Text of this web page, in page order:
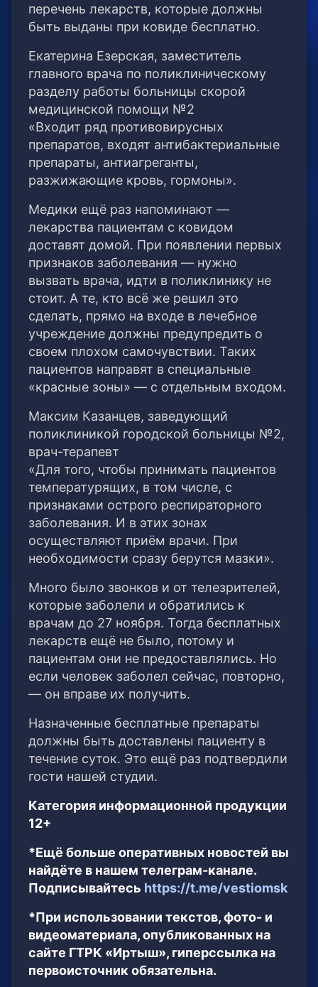
перечень лекарств, которые должны
быть выданы при ковиде бесплатно.
Екатерина Езерская, заместитель
главного врача по поликлиническому
разделу работы больницы скорой
медицинской помощи №2
«Входит ряд противовирусных
препаратов, входят антибактериальные
препараты, антиагреганты,
разжижающие кровь, гормоны».
Медики ещё раз напоминают —
лекарства пациентам с ковидом
доставят домой. При появлении первых
признаков заболевания — нужно
вызвать врача, идти в поликлинику не
стоит. А те, кто всё же решил это
сделать, прямо на входе в лечебное
учреждение должны предупредить о
своем плохом самочувствии. Таких
пациентов направят в специальные
«красные зоны» — с отдельным входом.
Максим Казанцев, заведующий
поликлиникой городской больницы №2,
врач-терапевт
«Для того, чтобы принимать пациентов
температурящих, в том числе, с
признаками острого респираторного
заболевания. И в этих зонах
осуществляют приём врачи. При
необходимости сразу берутся мазки».
Много было звонков и от телезрителей,
которые заболели и обратились к
врачам до 27 ноября. Тогда бесплатных
лекарств ещё не было, потому и
пациентам они не предоставлялись. Но
если человек заболел сейчас, повторно,
— он вправе их получить.
Назначенные бесплатные препараты
должны быть доставлены пациенту в
течение суток. Это ещё раз подтвердили
гости нашей студии.
Категория информационной продукции
12+
*Ещё больше оперативных новостей вы
найдёте в нашем телеграм-канале.
Подписывайтесь https://t.me/vestiomsk
*При использовании текстов, фото- и
видеоматериала, опубликованных на
сайте ГТРК «Иртыш», гиперссылка на
первоисточник обязательна.